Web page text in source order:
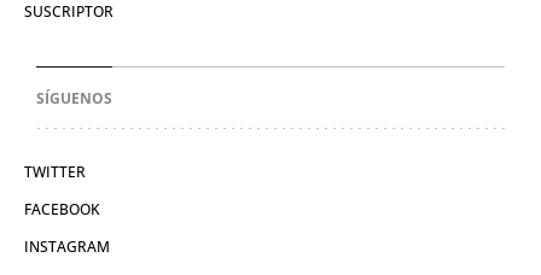
SUSCRIPTOR
SÍGUENOS
TWITTER
FACEBOOK
INSTAGRAM